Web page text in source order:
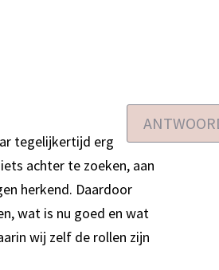
tegelijkertijd erg
achter te zoeken, aan
herkend. Daardoor
wat is nu goed en wat
wij zelf de rollen zijn